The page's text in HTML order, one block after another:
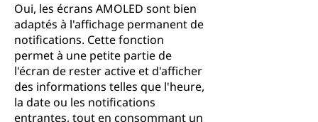
Oui, les écrans AMOLED sont bien
adaptés à l'affichage permanent de
notifications. Cette fonction
permet à une petite partie de
l'écran de rester active et d'afficher
des informations telles que l'heure,
la date ou les notifications
entrantes, tout en consommant un